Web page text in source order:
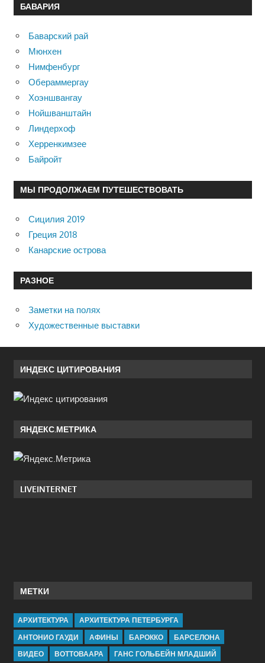
БАВАРИЯ
Баварский рай
Мюнхен
Нимфенбург
Обераммергау
Хоэншвангау
Нойшванштайн
Линдерхоф
Херренкимзее
Байройт
МЫ ПРОДОЛЖАЕМ ПУТЕШЕСТВОВАТЬ
Сицилия 2019
Греция 2018
Канарские острова
РАЗНОЕ
Заметки на полях
Художественные выставки
ИНДЕКС ЦИТИРОВАНИЯ
ЯНДЕКС.МЕТРИКА
LIVEINTERNET
МЕТКИ
АРХИТЕКТУРА
АРХИТЕКТУРА ПЕТЕРБУРГА
АНТОНИО ГАУДИ
АФИНЫ БАРОККО
БАРСЕЛОНА
ВИДЕО
ВОТТОВААРА ГАНС ГОЛЬБЕЙН МЛАДШИЙ